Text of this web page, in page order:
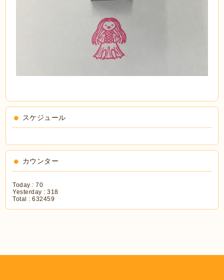
スケジュール
カウンター
Today :70
Yesterday :318
Total :632459